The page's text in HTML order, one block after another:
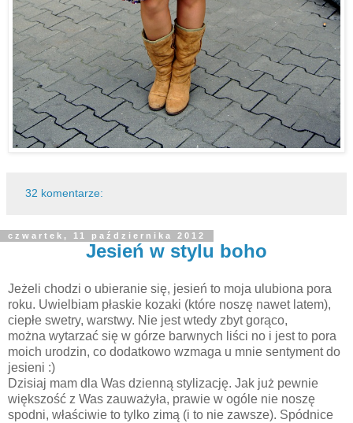
32 komentarze:
czwartek, 11 października 2012
Jesień w stylu boho
Jeżeli chodzi o ubieranie się, jesień to moja ulubiona pora
roku. Uwielbiam płaskie kozaki (które noszę nawet latem),
ciepłe swetry, warstwy. Nie jest wtedy zbyt gorąco,
można wytarzać się w górze barwnych liści no i jest to pora
moich urodzin, co dodatkowo wzmaga u mnie sentyment do
jesieni :)
Dzisiaj mam dla Was dzienną stylizację. Jak już pewnie
większość z Was zauważyła, prawie w ogóle nie noszę
spodni, właściwie to tylko zimą (i to nie zawsze). Spódnice